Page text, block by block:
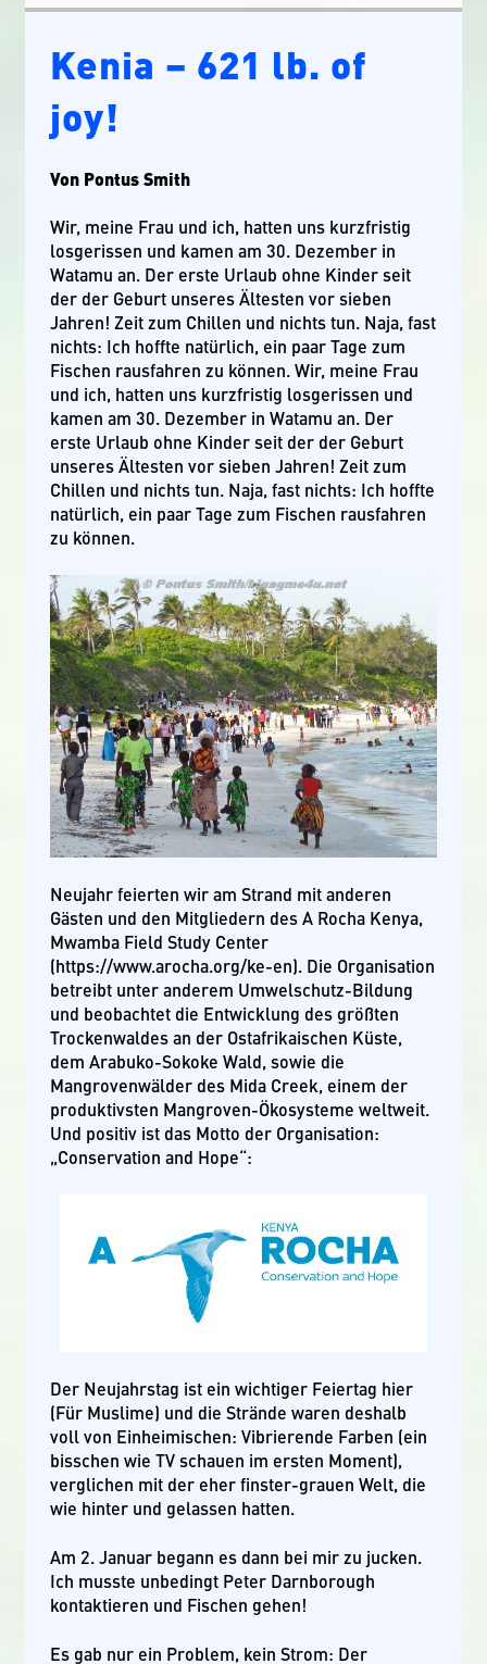
Kenia – 621 lb. of
joy!
Von Pontus Smith
Wir, meine Frau und ich, hatten uns kurzfristig
losgerissen und kamen am 30. Dezember in
Watamu an. Der erste Urlaub ohne Kinder seit
der der Geburt unseres Ältesten vor sieben
Jahren! Zeit zum Chillen und nichts tun. Naja, fast
nichts: Ich hoffte natürlich, ein paar Tage zum
Fischen rausfahren zu können. Wir, meine Frau
und ich, hatten uns kurzfristig losgerissen und
kamen am 30. Dezember in Watamu an. Der
erste Urlaub ohne Kinder seit der der Geburt
unseres Ältesten vor sieben Jahren! Zeit zum
Chillen und nichts tun. Naja, fast nichts: Ich hoffte
natürlich, ein paar Tage zum Fischen rausfahren
zu können.
Neujahr feierten wir am Strand mit anderen
Gästen und den Mitgliedern des A Rocha Kenya,
Mwamba Field Study Center
(https://www.arocha.org/ke-en). Die Organisation
betreibt unter anderem Umwelschutz-Bildung
und beobachtet die Entwicklung des größten
Trockenwaldes an der Ostafrikaischen Küste,
dem Arabuko-Sokoke Wald, sowie die
Mangrovenwälder des Mida Creek, einem der
produktivsten Mangroven-Ökosysteme weltweit.
Und positiv ist das Motto der Organisation:
„Conservation and Hope“:
Der Neujahrstag ist ein wichtiger Feiertag hier
(Für Muslime) und die Strände waren deshalb
voll von Einheimischen: Vibrierende Farben (ein
bisschen wie TV schauen im ersten Moment),
verglichen mit der eher finster-grauen Welt, die
wie hinter und gelassen hatten.
Am 2. Januar begann es dann bei mir zu jucken.
Ich musste unbedingt Peter Darnborough
kontaktieren und Fischen gehen!
Es gab nur ein Problem, kein Strom: Der